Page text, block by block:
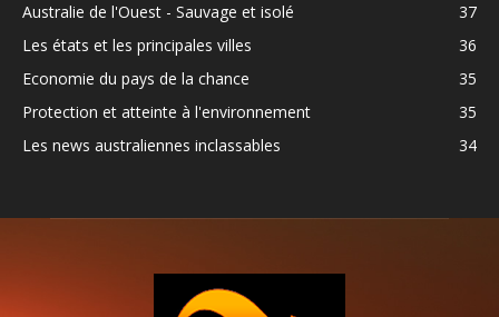
Australie de l'Ouest - Sauvage et isolé
37
Les états et les principales villes
36
Economie du pays de la chance
35
Protection et atteinte à l'environnement
35
Les news australiennes inclassables
34